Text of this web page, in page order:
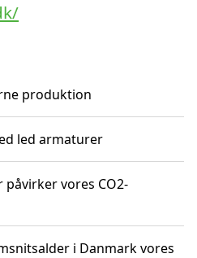
produktion
led armaturer
vores CO2-
i Danmark vores